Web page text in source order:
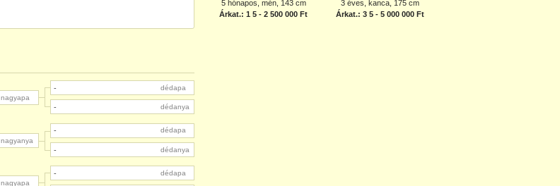
nagyapa
nagyanya
nagyapa
- dédapa
- dédanya
- dédapa
- dédanya
- dédapa